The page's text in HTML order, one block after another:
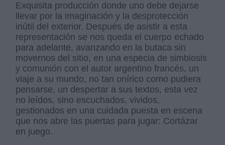
Exquisita producción donde uno debe dejarse
llevar por la imaginación y la desprotección
inútil del exterior. Después de asistir a esta
representación se nos queda el cuerpo echado
para adelante, avanzando en la butaca sin
movernos del sitio, en una especia de simbiosis
y comunión con el autor argentino francés, un
viaje a su mundo, no tan onírico como pudiera
pensarse, un despertar a sus textos, esta vez
no leídos, sino escuchados, vividos,
gestionados en una cuidada puesta en escena
que nos abre las puertas para jugar: Cortázar
en juego.